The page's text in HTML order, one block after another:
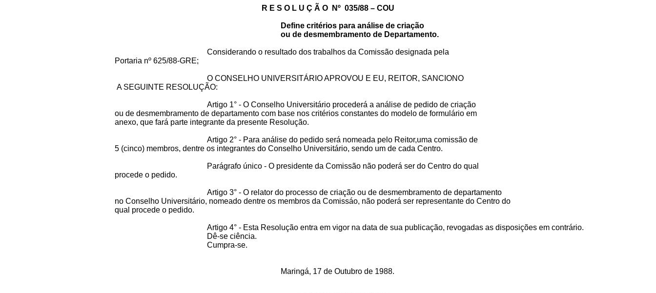
R E S O L U Ç Ã O Nº 035/88 – COU
Define critérios para análise de criação
ou de desmembramento de Departamento.
Considerando o resultado dos trabalhos da Comissão designada pela
Portaria nº 625/88-GRE;
O CONSELHO UNIVERSITÁRIO APROVOU E EU, REITOR, SANCIONO
A SEGUINTE RESOLUÇÃO:
Artigo 1° - O Conselho Universitário procederá a análise de pedido de criação
ou de desmembramento de departamento com base nos critérios constantes do modelo de formulário em
anexo, que fará parte integrante da presente Resolução.
Artigo 2° - Para análise do pedido será nomeada pelo Reitor,uma comissão de
5 (cinco) membros, dentre os integrantes do Conselho Universitário, sendo um de cada Centro.
Parágrafo único - O presidente da Comissão não poderá ser do Centro do qual
procede o pedido.
Artigo 3° - O relator do processo de criação ou de desmembramento de departamento
no Conselho Universitário, nomeado dentre os membros da Comissáo, não poderá ser representante do Centro do
qual procede o pedido.
Artigo 4° - Esta Resolução entra em vigor na data de sua publicação, revogadas as disposições em contrário.
Dê-se ciência.
Cumpra-se.
Maringá, 17 de Outubro de 1988.